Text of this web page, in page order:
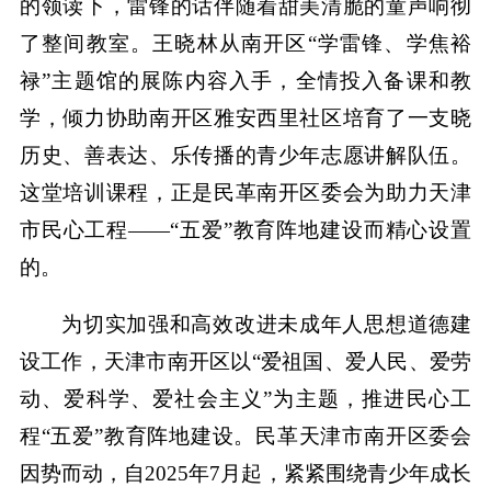
的领读下，雷锋的话伴随着甜美清脆的童声响彻
了整间教室。王晓林从南开区“学雷锋、学焦裕
禄”主题馆的展陈内容入手，全情投入备课和教
学，倾力协助南开区雅安西里社区培育了一支晓
历史、善表达、乐传播的青少年志愿讲解队伍。
这堂培训课程，正是民革南开区委会为助力天津
市民心工程——“五爱”教育阵地建设而精心设置
的。
为切实加强和高效改进未成年人思想道德建
设工作，天津市南开区以“爱祖国、爱人民、爱劳
动、爱科学、爱社会主义”为主题，推进民心工
程“五爱”教育阵地建设。民革天津市南开区委会
因势而动，自2025年7月起，紧紧围绕青少年成长